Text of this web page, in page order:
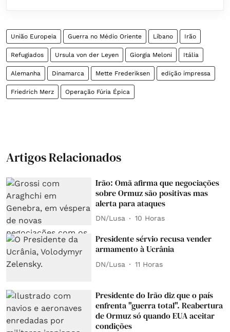
União Europeia Guerra no Médio Oriente Líbano Irão
Refugiados Ursula von der Leyen Giorgia Meloni Itália
Alemanha Dinamarca Mette Frederiksen edição impressa
Friedrich Merz Operação Fúria Épica
Artigos Relacionados
Irão: Omã afirma que negociações
sobre Ormuz são positivas mas
alerta para ataques
DN/Lusa 10 Horas
Presidente sérvio recusa vender
armamento à Ucrânia
DN/Lusa 11 Horas
Presidente do Irão diz que o país
enfrenta "guerra total". Reabertura
de Ormuz só quando EUA aceitar
condições